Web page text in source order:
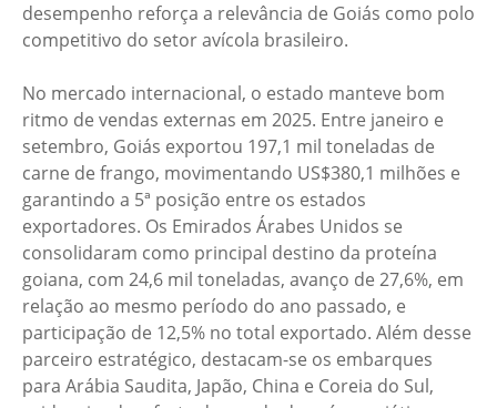
desempenho reforça a relevância de Goiás como polo
competitivo do setor avícola brasileiro.
No mercado internacional, o estado manteve bom
ritmo de vendas externas em 2025. Entre janeiro e
setembro, Goiás exportou 197,1 mil toneladas de
carne de frango, movimentando US$380,1 milhões e
garantindo a 5ª posição entre os estados
exportadores. Os Emirados Árabes Unidos se
consolidaram como principal destino da proteína
goiana, com 24,6 mil toneladas, avanço de 27,6%, em
relação ao mesmo período do ano passado, e
participação de 12,5% no total exportado. Além desse
parceiro estratégico, destacam-se os embarques
para Arábia Saudita, Japão, China e Coreia do Sul,